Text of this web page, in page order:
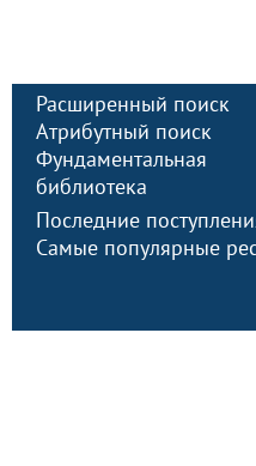
Расширенный поиск
Атрибутный поиск
Фундаментальная
библиотека
Последние
Самые популярные